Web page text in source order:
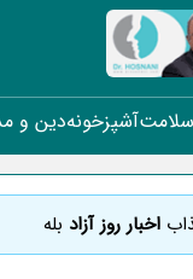
سلامتآشپزخونهدین و
اخبار روز آزاد بله